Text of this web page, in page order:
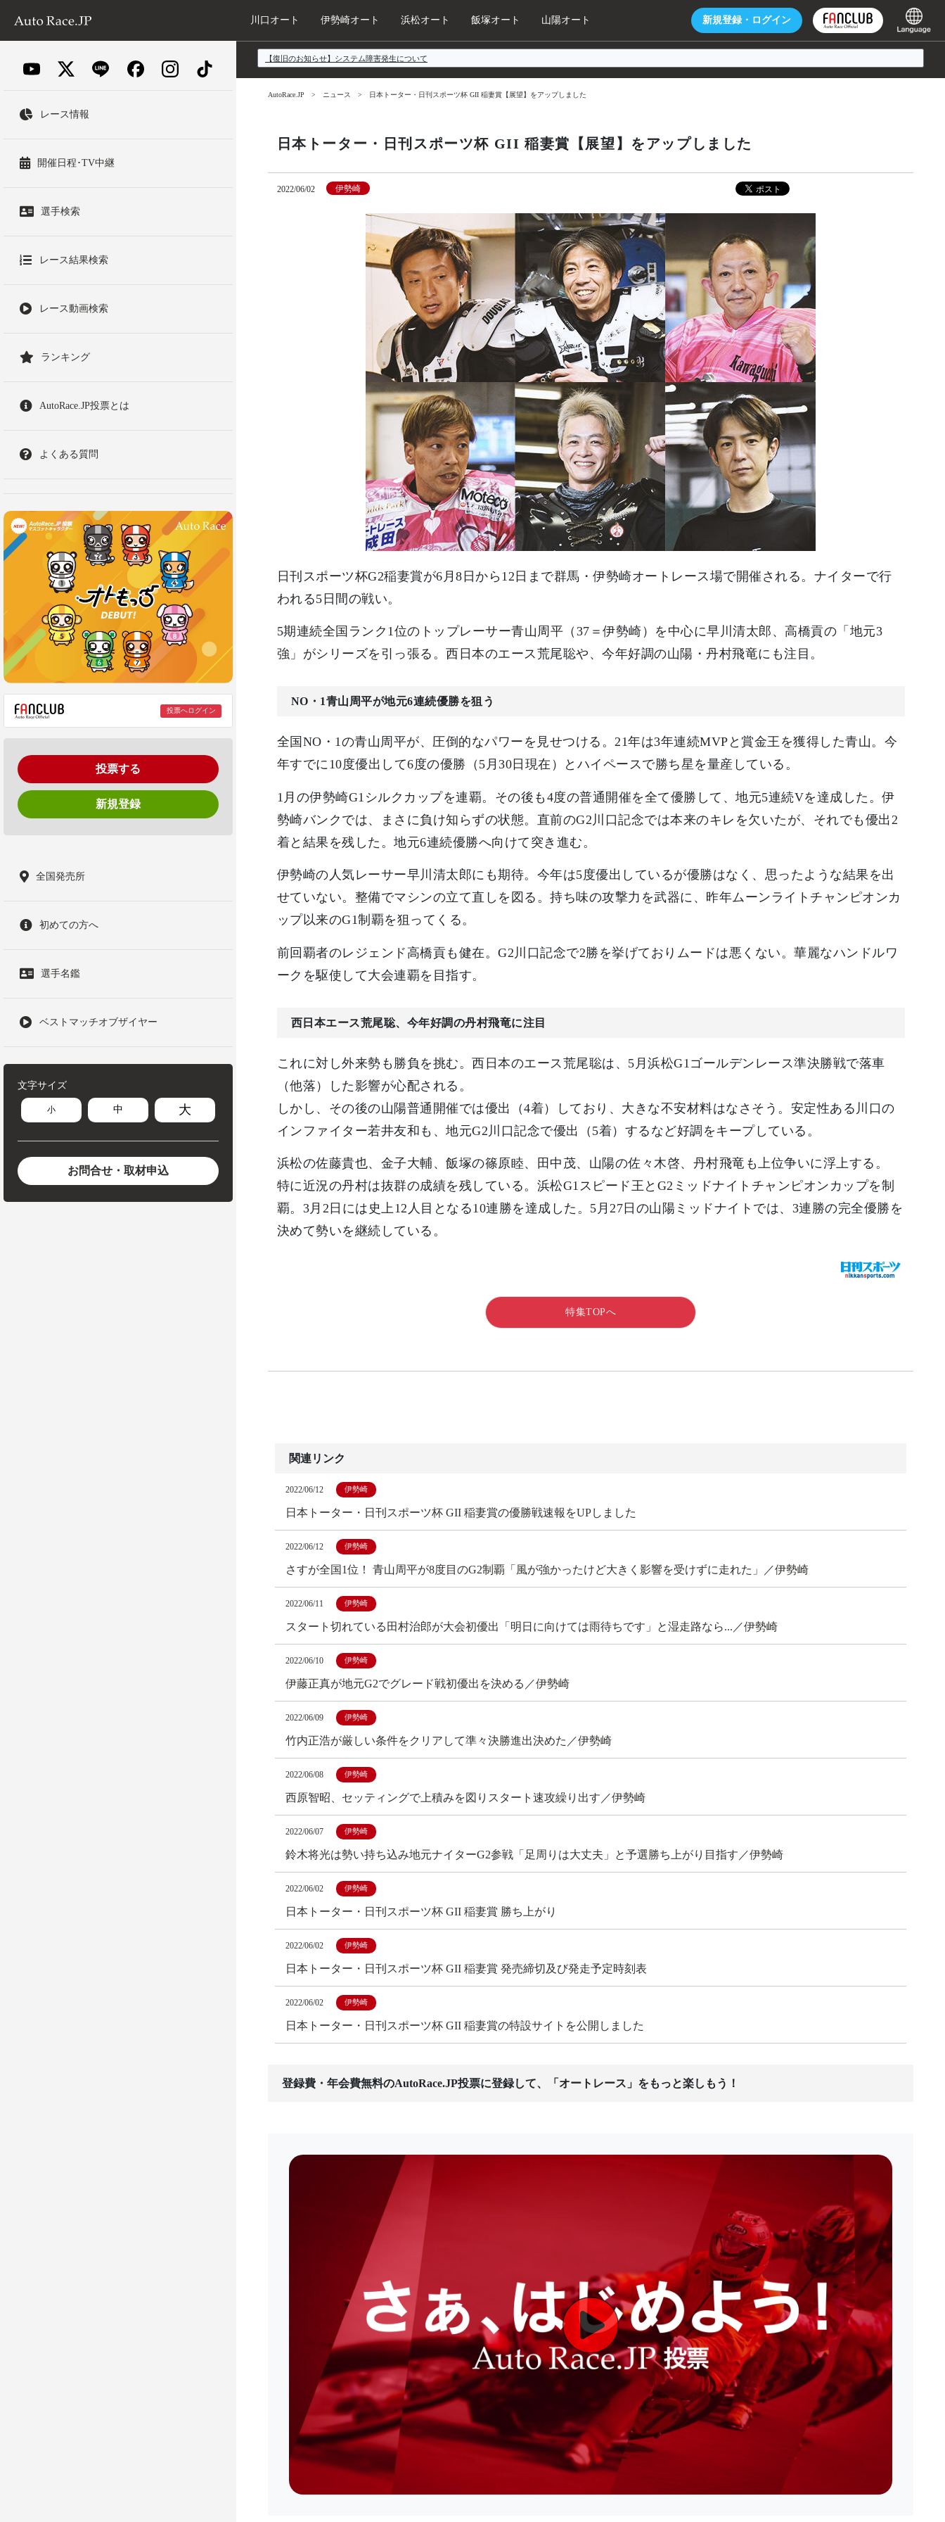
新規登録・ ログイン
川口オート 伊勢崎オート 浜松オート 飯塚オート 山陽オート
レース情報
開催日程･TV中継
選手検索
レース結果検索
レース動画検索
ランキング
AutoRace.JP投票とは
よくある質問
投票へログイン
投票する
新規登録
全国発売所
初めての方へ
選手名鑑
ベストマッチオブザイヤー
文字サイズ
小 中 大
お問合せ・取材申込
【復旧のお知らせ】システム障害発生について
AutoRace.JP ニュース 日本トーター・日刊スポーツ杯 GII 稲妻賞【展望】をアップしました
日本トーター・日刊スポーツ杯 GII 稲妻賞【展望】をアップしました
2022/06/02 伊勢崎
日刊スポーツ杯G2稲妻賞が6月8日から12日まで群馬・伊勢崎オートレース場で開催される。ナイターで行
われる5日間の戦い。
5期連続全国ランク1位のトップレーサー青山周平（37＝伊勢崎）を中心に早川清太郎、高橋貢の「地元3
強」がシリーズを引っ張る。西日本のエース荒尾聡や、今年好調の山陽・丹村飛竜にも注目。
NO・1青山周平が地元6連続優勝を狙う
全国NO・1の青山周平が、圧倒的なパワーを見せつける。21年は3年連続MVPと賞金王を獲得した青山。今
年すでに10度優出して6度の優勝（5月30日現在）とハイペースで勝ち星を量産している。
1月の伊勢崎G1シルクカップを連覇。その後も4度の普通開催を全て優勝して、地元5連続Vを達成した。伊
勢崎バンクでは、まさに負け知らずの状態。直前のG2川口記念では本来のキレを欠いたが、それでも優出2
着と結果を残した。地元6連続優勝へ向けて突き進む。
伊勢崎の人気レーサー早川清太郎にも期待。今年は5度優出しているが優勝はなく、思ったような結果を出
せていない。整備でマシンの立て直しを図る。持ち味の攻撃力を武器に、昨年ムーンライトチャンピオンカ
ップ以来のG1制覇を狙ってくる。
前回覇者のレジェンド高橋貢も健在。G2川口記念で2勝を挙げておりムードは悪くない。華麗なハンドルワ
ークを駆使して大会連覇を目指す。
西日本エース荒尾聡、今年好調の丹村飛竜に注目
これに対し外来勢も勝負を挑む。西日本のエース荒尾聡は、5月浜松G1ゴールデンレース準決勝戦で落車
（他落）した影響が心配される。
しかし、その後の山陽普通開催では優出（4着）しており、大きな不安材料はなさそう。安定性ある川口の
インファイター若井友和も、地元G2川口記念で優出（5着）するなど好調をキープしている。
浜松の佐藤貴也、金子大輔、飯塚の篠原睦、田中茂、山陽の佐々木啓、丹村飛竜も上位争いに浮上する。
特に近況の丹村は抜群の成績を残している。浜松G1スピード王とG2ミッドナイトチャンピオンカップを制
覇。3月2日には史上12人目となる10連勝を達成した。5月27日の山陽ミッドナイトでは、3連勝の完全優勝を
決めて勢いを継続している。
特集TOPへ
関連リンク
2022/06/12 伊勢崎
日本トーター・日刊スポーツ杯 GII 稲妻賞の優勝戦速報をUPしました
2022/06/12 伊勢崎
さすが全国1位！ 青山周平が8度目のG2制覇「風が強かったけど大きく影響を受けずに走れた」／伊勢崎
2022/06/11 伊勢崎
スタート切れている田村治郎が大会初優出「明日に向けては雨待ちです」と湿走路なら...／伊勢崎
2022/06/10 伊勢崎
伊藤正真が地元G2でグレード戦初優出を決める／伊勢崎
2022/06/09 伊勢崎
竹内正浩が厳しい条件をクリアして準々決勝進出決めた／伊勢崎
2022/06/08 伊勢崎
西原智昭、セッティングで上積みを図りスタート速攻繰り出す／伊勢崎
2022/06/07 伊勢崎
鈴木将光は勢い持ち込み地元ナイターG2参戦「足周りは大丈夫」と予選勝ち上がり目指す／伊勢崎
2022/06/02 伊勢崎
日本トーター・日刊スポーツ杯 GII 稲妻賞 勝ち上がり
2022/06/02 伊勢崎
日本トーター・日刊スポーツ杯 GII 稲妻賞 発売締切及び発走予定時刻表
2022/06/02 伊勢崎
日本トーター・日刊スポーツ杯 GII 稲妻賞の特設サイトを公開しました
登録費・年会費無料のAutoRace.JP投票に登録して、「オートレース」をもっと楽しもう！